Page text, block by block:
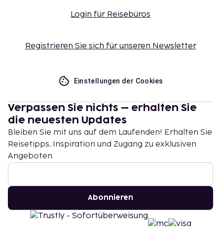
Login für Reisebüros
Registrieren Sie sich für unseren Newsletter
Einstellungen der Cookies
Verpassen Sie nichts – erhalten Sie
die neuesten Updates
Bleiben Sie mit uns auf dem Laufenden! Erhalten Sie
Reisetipps, Inspiration und Zugang zu exklusiven
Angeboten.
Abonnieren